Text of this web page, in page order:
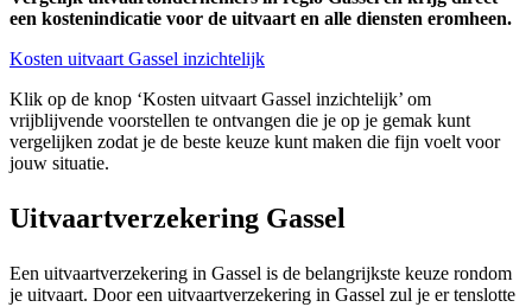
een kostenindicatie voor de uitvaart en alle diensten eromheen.
Kosten uitvaart Gassel inzichtelijk
Klik op de knop ‘Kosten uitvaart Gassel inzichtelijk’ om
vrijblijvende voorstellen te ontvangen die je op je gemak kunt
vergelijken zodat je de beste keuze kunt maken die fijn voelt voor
jouw situatie.
Uitvaartverzekering Gassel
Een uitvaartverzekering in Gassel is de belangrijkste keuze rondom
je uitvaart. Door een uitvaartverzekering in Gassel zul je er tenslotte